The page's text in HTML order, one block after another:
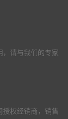
，请与我们的专家
权经销商，销售